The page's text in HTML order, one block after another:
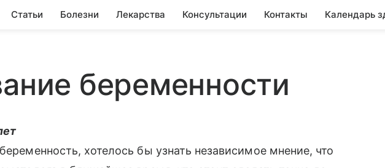
Статьи Болезни Лекарства Консультации Контакты Календарь
беременности
хотелось бы узнать независимое мнение, что